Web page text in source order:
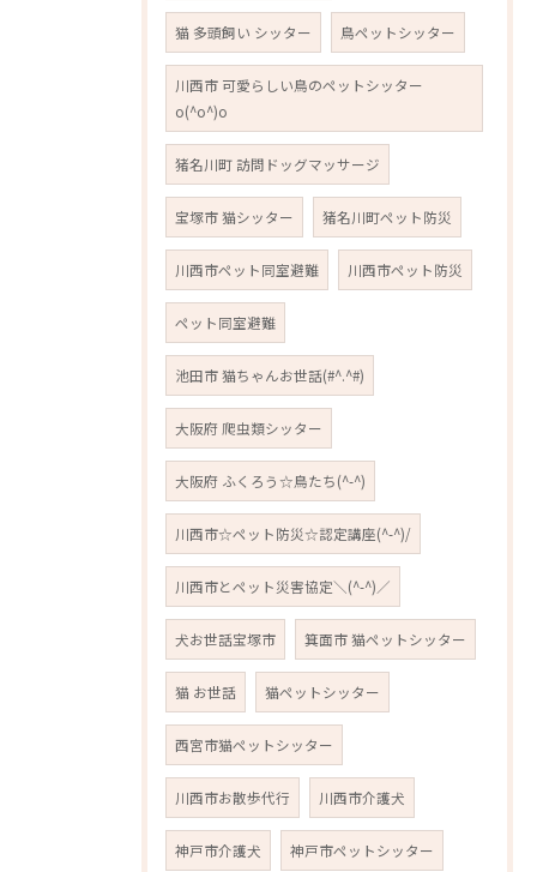
猫 多頭飼い シッター 鳥ペットシッター
川西市 可愛らしい鳥のペットシッター
o(^o^)o
猪名川町 訪問ドッグマッサージ
宝塚市 猫シッター 猪名川町ペット防災
川西市ペット同室避難 川西市ペット防災
ペット同室避難
池田市 猫ちゃんお世話(#^.^#)
大阪府 爬虫類シッター
大阪府 ふくろう☆鳥たち(^-^)
川西市☆ペット防災☆認定講座(^-^)/
川西市とペット災害協定＼(^-^)／
犬お世話宝塚市 箕面市 猫ペットシッター
猫 お世話 猫ペットシッター
西宮市猫ペットシッター
川西市お散歩代行 川西市介護犬
神戸市介護犬 神戸市ペットシッター